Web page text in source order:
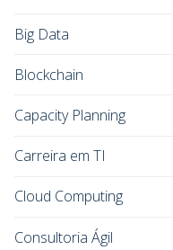
Big Data
Blockchain
Capacity Planning
Carreira em TI
Cloud Computing
Consultoria Ágil